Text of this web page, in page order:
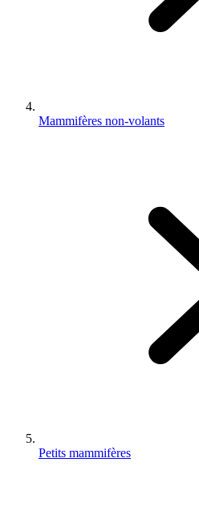
Mammifères non-volants
Petits mammifères